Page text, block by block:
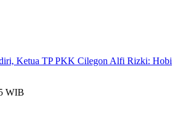
Ketua TP PKK Cilegon Alfi Rizki: Hobi
WIB